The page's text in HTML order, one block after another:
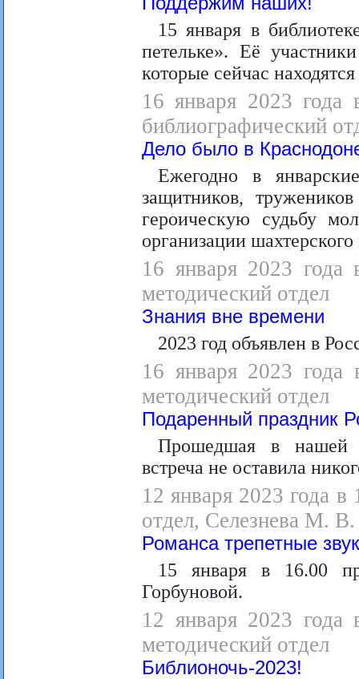
15 января в
петельке». Её
которые сейчас
16 января 2023 года
библиографический
Дело было в
Ежегодно в
защитников,
героическую судьбу
организации
16 января 2023 года
методический отдел
Знания вне времени
2023 год объявлен в
16 января 2023 года
методический отдел
Подаренный праздник
Прошедшая в нашей
встреча не оставила
12 января 2023 года
отдел, Селезнева М. В.
Романса трепетные
15 января в 16.00
Горбуновой.
12 января 2023 года
методический отдел
Библионочь-2023!